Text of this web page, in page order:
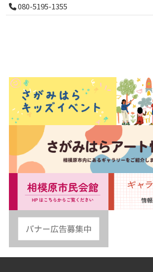
080-5195-1355